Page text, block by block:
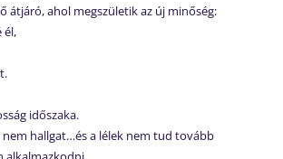
átjáró, ahol megszületik az új minőség:
él,
időszaka.
hallgat…és a lélek nem tud tovább